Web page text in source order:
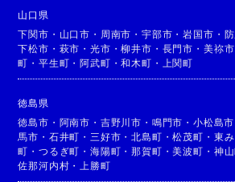
山口県
下関市 ・ 山口市 ・ 周南市 ・宇部市 ・岩国市 ・
下松市 ・ 萩市 ・光市 ・柳井市 ・ 長門市 ・ 美祢市
町 ・平生町 ・阿武町 ・和木町 ・ 上関町
徳島県
徳島市 ・ 阿南市 ・ 吉野川市 ・ 鳴門市 ・小松島市
馬市 ・ 石井町 ・ 三好市 ・北島町 ・松茂町 ・ 東
町 ・つるぎ町 ・海陽町 ・那賀町 ・美波町 ・ 神
佐那河内村 ・ 上勝町